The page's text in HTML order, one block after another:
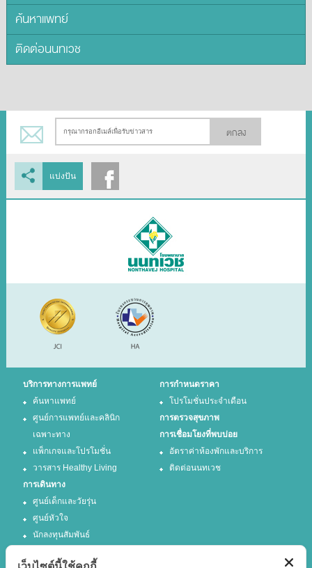
ค้นหาแพทย์
ติดต่อนนทเวช
ตกลง
แบ่งปัน
บริการทางการแพทย์
ค้นหาแพทย์
ศูนย์การแพทย์และคลินิก
เฉพาะทาง
แพ็กเกจและโปรโมชั่น
วารสาร Healthy Living
การกำหนดราคา
โปรโมชั่นประจำเดือน
การตรวจสุขภาพ
การเชื่อมโยงที่พบบ่อย
อัตราค่าห้องพักและบริการ
ติดต่อนนทเวช
การเดินทาง
ศูนย์เด็กและวัยรุ่น
ศูนย์หัวใจ
นักลงทุนสัมพันธ์